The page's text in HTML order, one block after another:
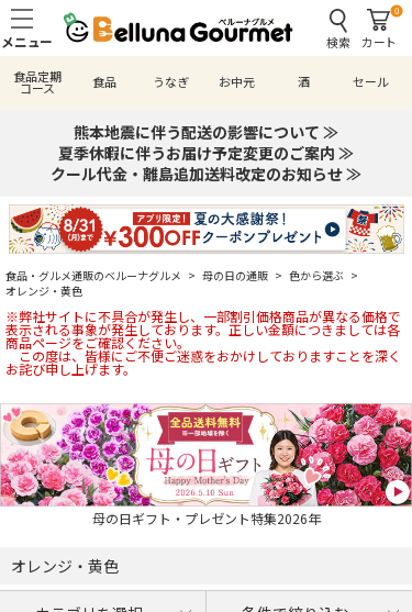
検索
0
カート
食品定期
コース 食品 うなぎ お中元 酒 セール
熊本地震に伴う配送の影響について ≫
夏季休暇に伴うお届け予定変更のご案内 ≫
クール代金・離島追加送料改定のお知らせ ≫
食品・グルメ通販のベルーナグルメ > 母の日の通販 > 色から選ぶ >
オレンジ・黄色
※弊社サイトに不具合が発生し、一部割引価格商品が異なる価格で
表示される事象が発生しております。正しい金額につきましては各
商品ページをご確認ください。
この度は、皆様にご不便ご迷惑をおかけしておりますことを深く
お詫び申し上げます。
母の日ギフト・プレゼント特集2026年
オレンジ・黄色